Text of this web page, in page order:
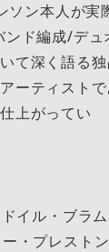
ン本⼈が
ンド編成/デ
て深く語る
ーティスト
上がってい
イル・ブラ
・プレスト